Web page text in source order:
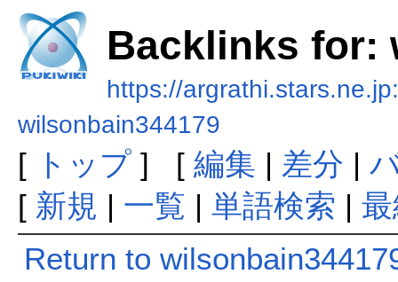
Backlinks for:
https://
wilsonbain344179
[ トップ] [ 編集 | 差分 |
[ 新規 | 一覧 | 単語検索 |
Return to